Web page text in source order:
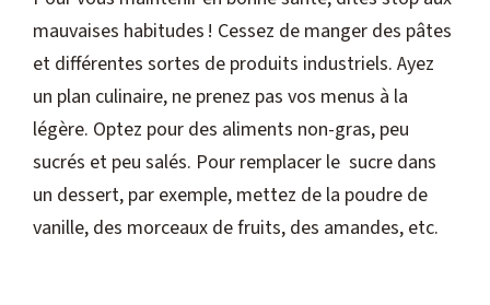
mauvaises habitudes ! Cessez de manger des pâtes
et différentes sortes de produits industriels. Ayez
un plan culinaire, ne prenez pas vos menus à la
légère. Optez pour des aliments non-gras, peu
sucrés et peu salés. Pour remplacer le sucre dans
un dessert, par exemple, mettez de la poudre de
vanille, des morceaux de fruits, des amandes, etc.